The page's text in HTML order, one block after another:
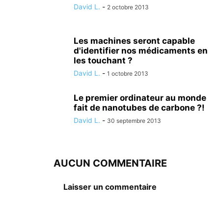
David L. - 2 octobre 2013
Les machines seront capable
d'identifier nos médicaments en
les touchant ?
David L. - 1 octobre 2013
Le premier ordinateur au monde
fait de nanotubes de carbone ?!
David L. - 30 septembre 2013
AUCUN COMMENTAIRE
Laisser un commentaire